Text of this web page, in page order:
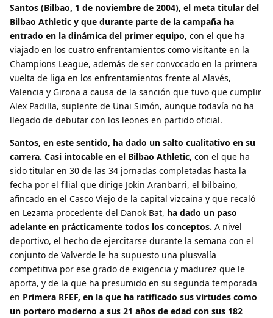
Santos (Bilbao, 1 de noviembre de 2004), el meta titular del
Bilbao Athletic y que durante parte de la campaña ha
entrado en la dinámica del primer equipo, con el que ha
viajado en los cuatro enfrentamientos como visitante en la
Champions League, además de ser convocado en la primera
vuelta de liga en los enfrentamientos frente al Alavés,
Valencia y Girona a causa de la sanción que tuvo que cumplir
Alex Padilla, suplente de Unai Simón, aunque todavía no ha
llegado de debutar con los leones en partido oficial.
Santos, en este sentido, ha dado un salto cualitativo en su
carrera. Casi intocable en el Bilbao Athletic, con el que ha
sido titular en 30 de las 34 jornadas completadas hasta la
fecha por el filial que dirige Jokin Aranbarri, el bilbaino,
afincado en el Casco Viejo de la capital vizcaina y que recaló
en Lezama procedente del Danok Bat, ha dado un paso
adelante en prácticamente todos los conceptos. A nivel
deportivo, el hecho de ejercitarse durante la semana con el
conjunto de Valverde le ha supuesto una plusvalía
competitiva por ese grado de exigencia y madurez que le
aporta, y de la que ha presumido en su segunda temporada
en Primera RFEF, en la que ha ratificado sus virtudes como
un portero moderno a sus 21 años de edad con sus 182